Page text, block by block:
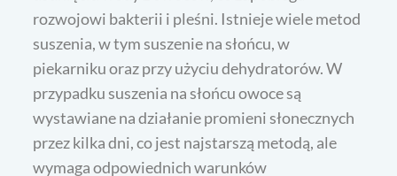
rozwojowi bakterii i pleśni. Istnieje wiele metod
suszenia, w tym suszenie na słońcu, w
piekarniku oraz przy użyciu dehydratorów. W
przypadku suszenia na słońcu owoce są
wystawiane na działanie promieni słonecznych
przez kilka dni, co jest najstarszą metodą, ale
wymaga odpowiednich warunków